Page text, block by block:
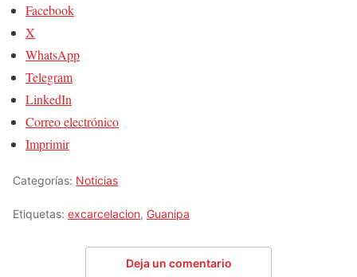
Facebook
X
WhatsApp
Telegram
LinkedIn
Correo electrónico
Imprimir
Categorías: Noticias
Etiquetas: excarcelacion, Guanipa
Deja un comentario